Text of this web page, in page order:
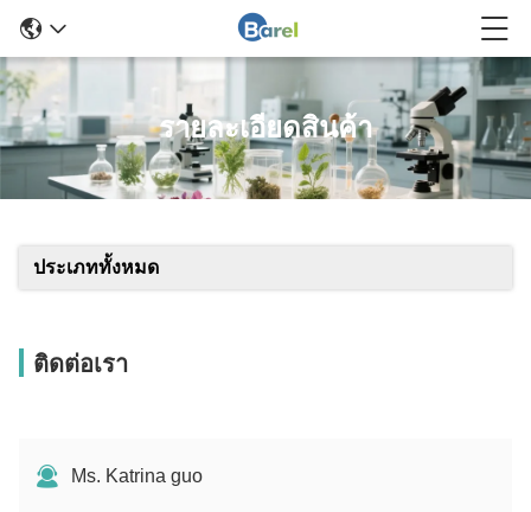
รายละเอียดสินค้า
ประเภททั้งหมด
ติดต่อเรา
Ms. Katrina guo